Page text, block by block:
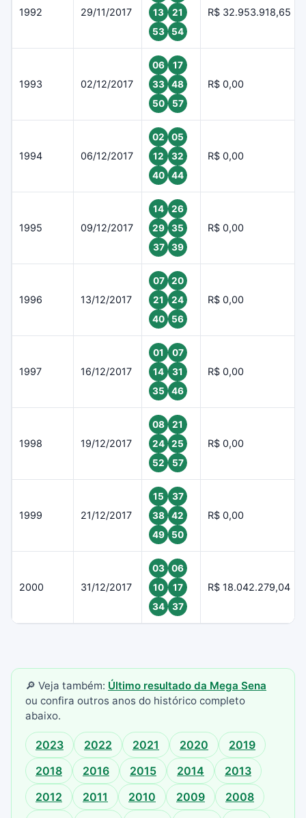
1992 29/11/2017
13
21
53
54
R$ 32.953.918,65
1993 02/12/2017
06
17
33
48
50
57
R$ 0,00
1994 06/12/2017
02
05
12
32
40
44
R$ 0,00
1995 09/12/2017
14
26
29
35
37
39
R$ 0,00
1996 13/12/2017
07
20
21
24
40
56
R$ 0,00
1997 16/12/2017
01
07
14
31
35
46
R$ 0,00
1998 19/12/2017
08
21
24
25
52
57
R$ 0,00
1999 21/12/2017
15
37
38
42
49
50
R$ 0,00
2000 31/12/2017
03
06
10
17
34
37
R$ 18.042.279,04
🔎 Veja também: Último resultado da Mega Sena
ou confira outros anos do histórico completo
abaixo.
2023 2022 2021 2020
2019
2018
2016 2015 2014
2013
2012
2011 2010 2009
2008